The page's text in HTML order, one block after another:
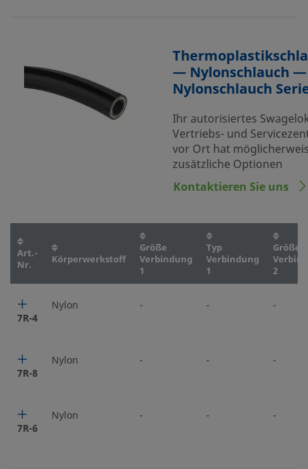
— Nylonschlauch —
Nylonschlauch
Ihr autorisiertes
Vertriebs- und
vor Ort hat
zusätzliche Optionen
Kontaktieren Sie uns
Art.-
Nr.
Körperwerkstoff
Größe
Verbindung
1
Typ
Verbindung
1
Größe
2
7R-4
Nylon - - -
7R-8
Nylon - - -
7R-6
Nylon - - -